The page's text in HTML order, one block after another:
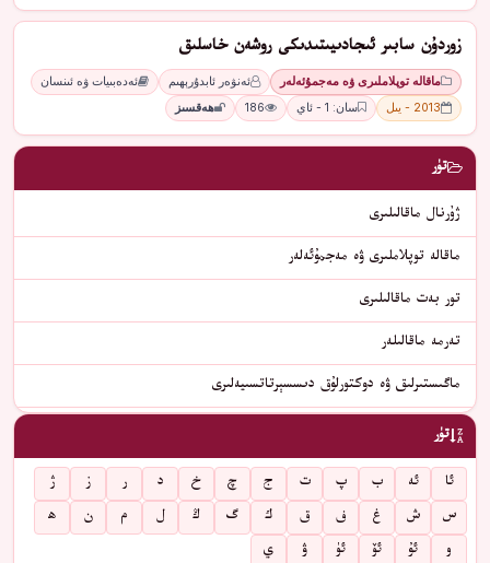
زوردۇن سابىر ئىجادىيىتىدىكى روشەن خاسلىق
ماقالە توپلاملىرى ۋە مەجمۇئەلەر ئەنۋەر ئابدۇرېھىم
ئەدەبىيات ۋە ئىنسان
2013 - يىل
سان: 1 - ئاي 186 ھەقسىز
تۈر
ژۇرنال ماقالىلىرى
ماقالە توپلاملىرى ۋە مەجمۇئەلەر
تور بەت ماقالىلىرى
تەرمە ماقالىلەر
ماگىستىرلىق ۋە دوكتورلۇق دىسسېرتاتسىيەلىرى
تۈر
ئا ئە ب پ ت ج چ خ د ر ز
ژ
س
ش غ ف ق ك گ ڭ ل م ن
ھ
و
ئۇ ئۆ ئۈ ۋ ي